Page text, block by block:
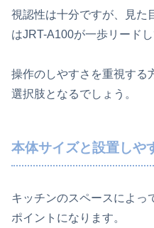
視認性は十分ですが、見た
はJRT-A100が一歩リードし
操作のしやすさを重視する
選択肢となるでしょう。
本体サイズと設置しや
キッチンのスペースによっ
ポイントになります。